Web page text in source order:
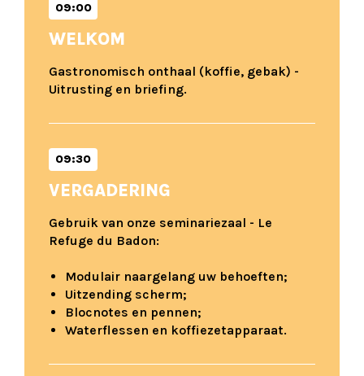
09:00
WELKOM
Gastronomisch onthaal (koffie, gebak) -
Uitrusting en briefing.
09:30
VERGADERING
Gebruik van onze seminariezaal - Le
Refuge du Badon:
Modulair naargelang uw behoeften;
Uitzending scherm;
Blocnotes en pennen;
Waterflessen en koffiezetapparaat.